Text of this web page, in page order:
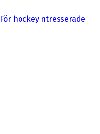
För hockeyintresserade